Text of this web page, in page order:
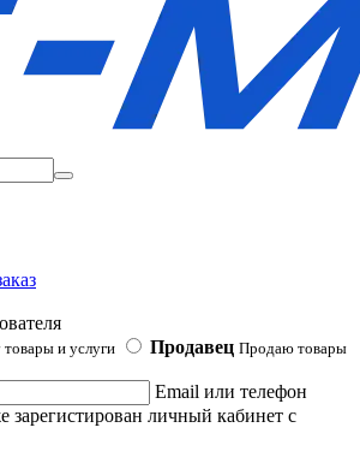
и услуги Продавец Продаю товары
Email или телефон
зарегистирован личный кабинет с